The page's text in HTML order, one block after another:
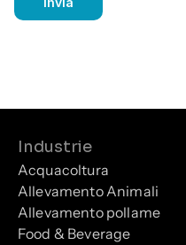
Industrie
Acquacoltura
Allevamento Animali
Allevamento pollame
Food & Beverage